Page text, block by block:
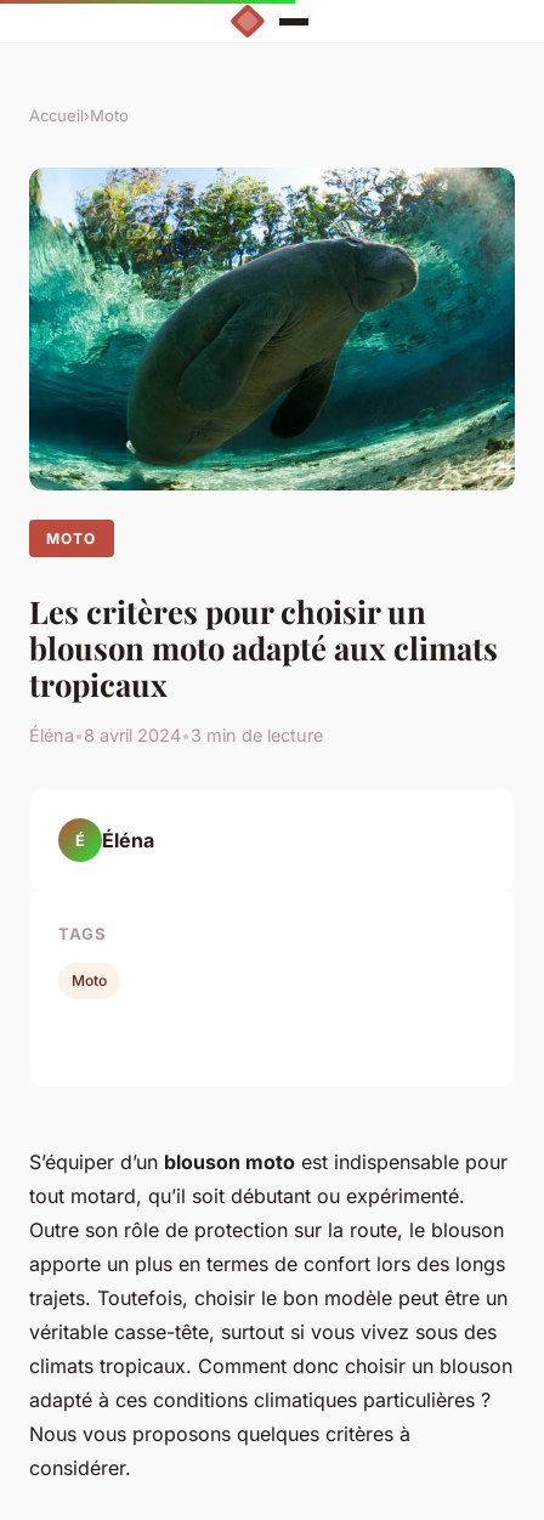
Accueil›Moto
MOTO
Les critères pour choisir un
blouson moto adapté aux climats
tropicaux
Éléna•8 avril 2024•3 min de lecture
S’équiper d’un blouson moto est indispensable pour
tout motard, qu’il soit débutant ou expérimenté.
Outre son rôle de protection sur la route, le blouson
apporte un plus en termes de confort lors des longs
trajets. Toutefois, choisir le bon modèle peut être un
véritable casse-tête, surtout si vous vivez sous des
climats tropicaux. Comment donc choisir un blouson
adapté à ces conditions climatiques particulières ?
Nous vous proposons quelques critères à
considérer.
É Éléna
TAGS
Moto